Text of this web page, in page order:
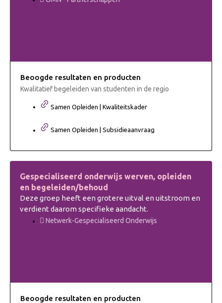
Beoogde resultaten en producten
Kwalitatief begeleiden van studenten in de regio
Samen Opleiden | Kwaliteitskader
Samen Opleiden | Subsidieaanvraag
Gespecialiseerd onderwijs werven, opleiden
en begeleiden/behoud
Deze groep heeft een grotere uitval en uitstroom en
verdient daarom specifieke aandacht.
Netwerk-Gespecialiseerd Onderwijs
Beoogde resultaten en producten